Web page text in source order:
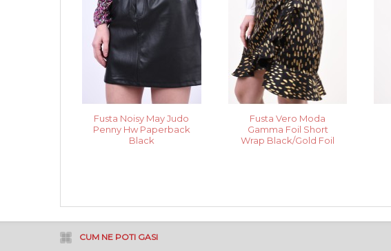
Fusta Noisy May Judo
Penny Hw Paperback
Black
Fusta Vero Moda
Gamma Foil Short
Wrap Black/Gold Foil
CUM NE POTI GASI